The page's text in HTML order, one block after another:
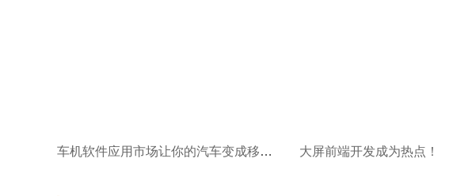
车机软件应用市场让你的汽车变成移动智能中心！ 大屏前端开发成为热点！